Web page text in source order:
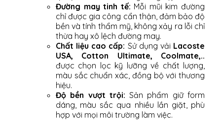
Đường may tinh tế: Mỗi mũi kim đường
chỉ được gia công cẩn thận, đảm bảo độ
bền và tính thẩm mỹ, không xảy ra lỗi chỉ
thừa hay xô lệch đường may.
Chất liệu cao cấp: Sử dụng vải Lacoste
USA, Cotton Ultimate, Coolmate,..
được chọn lọc kỹ lưỡng về chất lượng,
màu sắc chuẩn xác, đồng bộ với thương
hiệu.
Độ bền vượt trội: Sản phẩm giữ form
dáng, màu sắc qua nhiều lần giặt, phù
hợp với mọi môi trường làm việc.